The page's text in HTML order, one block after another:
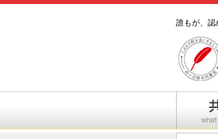
誰もが、認